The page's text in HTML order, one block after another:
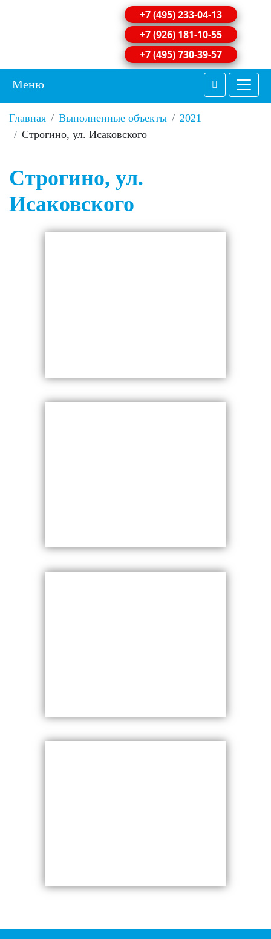
+7 (495) 233-04-13
+7 (926) 181-10-55
+7 (495) 730-39-57
Меню
Главная Выполненные объекты
2021
Строгино, ул. Исаковского
Строгино, ул.
Исаковского